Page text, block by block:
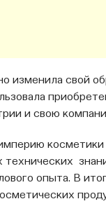
изменила свой
и свою
опыта. В